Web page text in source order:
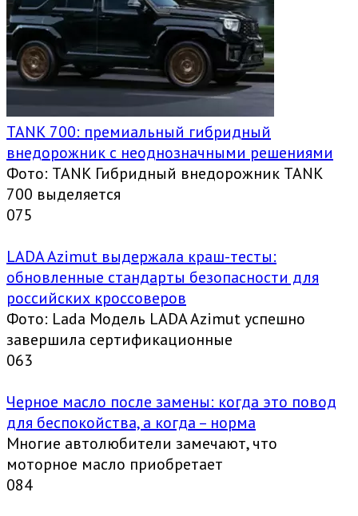
TANK 700: премиальный гибридный
внедорожник с неоднозначными решениями
Фото: TANK Гибридный внедорожник TANK
700 выделяется
075
LADA Azimut выдержала краш-тесты:
обновленные стандарты безопасности для
российских кроссоверов
Фото: Lada Модель LADA Azimut успешно
завершила сертификационные
063
Черное масло после замены: когда это повод
для беспокойства, а когда – норма
Многие автолюбители замечают, что
моторное масло приобретает
084